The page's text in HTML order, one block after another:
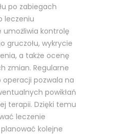
po zabiegach
leczeniu
umożliwia kontrolę
gruczołu, wykrycie
a także ocenę
zmian. Regularne
operacji pozwala na
powikłań
terapii. Dzięki temu
leczenie
kolejne